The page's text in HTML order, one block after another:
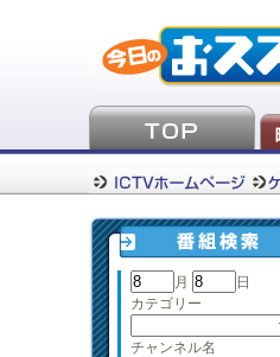
月
日
カテゴリー
チャンネル名